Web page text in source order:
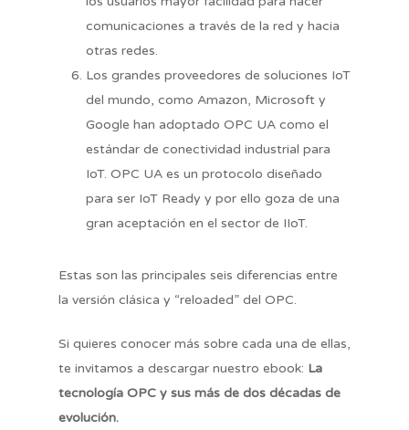
comunicaciones a través de la red y hacia
otras redes.
Los grandes proveedores de soluciones IoT
del mundo, como Amazon, Microsoft y
Google han adoptado OPC UA como el
estándar de conectividad industrial para
IoT. OPC UA es un protocolo diseñado
para ser IoT Ready y por ello goza de una
gran aceptación en el sector de IIoT.
Estas son las principales seis diferencias entre
la versión clásica y “reloaded” del OPC.
Si quieres conocer más sobre cada una de ellas,
te invitamos a descargar nuestro ebook: La
tecnología OPC y sus más de dos décadas de
evolución.
Metodología
Nuestras marcas
Biblioteca
Glosario
Blog
Training
vNode
Nombre completo
Email de empresa
Empresa
He leído y acepto la